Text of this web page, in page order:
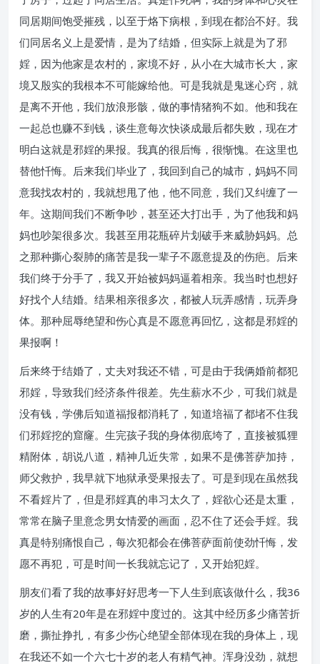
同居期间饱受摧残，以至于烙下病根，到现在都治不好。我
们同居名义上是爱情，是为了结婚，但实际上就是为了邪
婬，因为他家是农村的，家境不好，从小在大城市长大，家
境又殷实的我根本不可能嫁给他。可是我就是鬼迷心窍，就
是离不开他，我们放浪形骸，做的事情猪狗不如。他和我在
一起总也赚不到钱，谈生意每次快谈成最后都失败，现在才
明白这就是邪婬的果报。我真的很后悔，很惭愧。在这里也
替他忏悔。后来我们毕业了，我回到自己的城市，妈妈不同
意我找农村的，我就想甩了他，他不同意，我们又纠缠了一
年。这期间我们不断争吵，甚至还大打出手，为了他我和妈
妈也吵架很多次。我甚至用花瓶碎片划破手来威胁妈妈。总
之那种撕心裂肺的痛苦是我一辈子不愿意提及的伤疤。后来
我们终于分手了，我又开始被妈妈逼着相亲。我当时也想好
好找个人结婚。结果相亲很多次，都被人玩弄感情，玩弄身
体。那种屈辱绝望和伤心真是不愿意再回忆，这都是邪婬的
果报啊！
后来终于结婚了，丈夫对我还不错，可是由于我俩婚前都犯
邪婬，导致我们经济条件很差。先生薪水不少，可我们就是
没有钱，学佛后知道福报都消耗了，知道培福了都堵不住我
们邪婬挖的窟窿。生完孩子我的身体彻底垮了，直接被狐狸
精附体，胡说八道，精神几近失常，如果不是佛菩萨加持，
师父救护，我早就下地狱承受果报去了。可是到现在虽然我
不看婬片了，但是邪婬真的串习太久了，婬欲心还是太重，
常常在脑子里意念男女情爱的画面，忍不住了还会手婬。我
真是特别痛恨自己，每次犯都会在佛菩萨面前使劲忏悔，发
愿不再犯，可是时间一长我就忘记了，又开始犯婬。
朋友们看了我的故事好好思考一下人生到底该做什么，我36
岁的人生有20年是在邪婬中度过的。这其中经历多少痛苦折
磨，撕扯挣扎，有多少伤心绝望全部体现在我的身体上，现
在我还不如一个六七十岁的老人有精气神。浑身没劲，就想